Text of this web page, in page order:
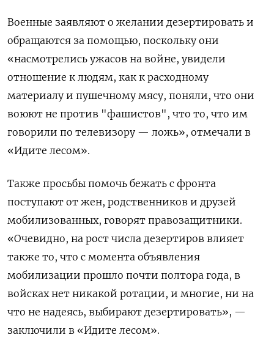
Военные заявляют о желании дезертировать и
обращаются за помощью, поскольку они
«насмотрелись ужасов на войне, увидели
отношение к людям, как к расходному
материалу и пушечному мясу, поняли, что они
воюют не против "фашистов", что то, что им
говорили по телевизору — ложь», отмечали в
«Идите лесом».
Также просьбы помочь бежать с фронта
поступают от жен, родственников и друзей
мобилизованных, говорят правозащитники.
«Очевидно, на рост числа дезертиров влияет
также то, что с момента объявления
мобилизации прошло почти полтора года, в
войсках нет никакой ротации, и многие, ни на
что не надеясь, выбирают дезертировать», —
заключили в «Идите лесом».